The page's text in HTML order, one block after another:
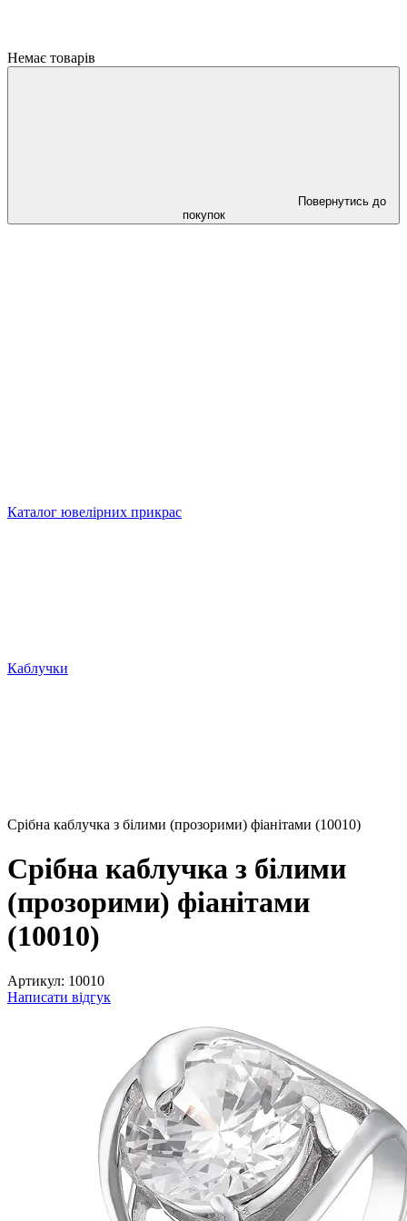
Немає товарів
Повернутись до
покупок
Каталог ювелірних прикрас
Каблучки
Срібна каблучка з білими (прозорими) фіанітами (10010)
Срібна каблучка з білими
(прозорими) фіанітами
(10010)
Артикул: 10010
Написати відгук